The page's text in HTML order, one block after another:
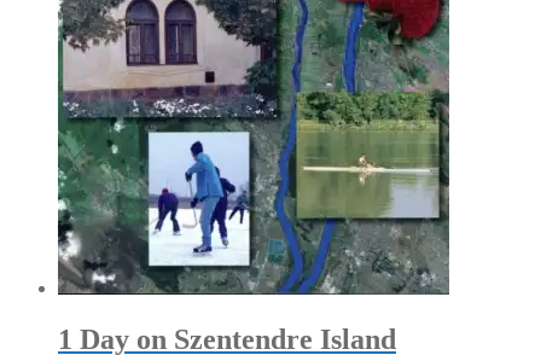
1 Day on Szentendre Island